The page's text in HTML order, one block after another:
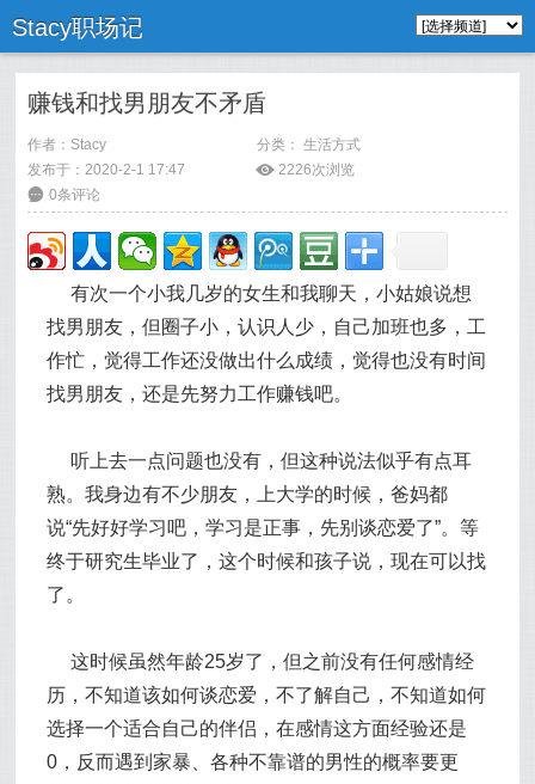
Stacy职场记
赚钱和找男朋友不矛盾
作者： Stacy 分类： 生活方式
发布于：2020-2-1 17:47
ė 2226次浏览
6 0条评论
有次一个小我几岁的女生和我聊天，小姑娘说想
找男朋友，但圈子小，认识人少，自己加班也多，工
作忙，觉得工作还没做出什么成绩，觉得也没有时间
找男朋友，还是先努力工作赚钱吧。
听上去一点问题也没有，但这种说法似乎有点耳
熟。我身边有不少朋友，上大学的时候，爸妈都
说“先好好学习吧，学习是正事，先别谈恋爱了”。等
终于研究生毕业了，这个时候和孩子说，现在可以找
了。
这时候虽然年龄25岁了，但之前没有任何感情经
历，不知道该如何谈恋爱，不了解自己，不知道如何
选择一个适合自己的伴侣，在感情这方面经验还是
0，反而遇到家暴、各种不靠谱的男性的概率要更